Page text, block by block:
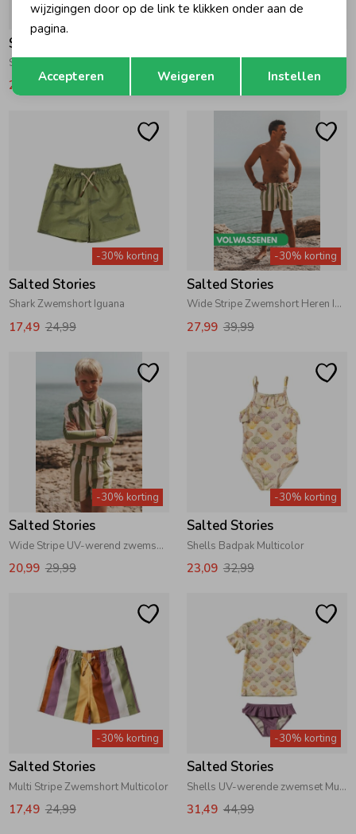
-30% korting
Salted Stories
20,99 29,99
-30% korting
26,59
-30% korting
Salted Stories
Shark Zwemshort Iguana
17,49 24,99
-30% korting
Salted Stories
Wide Stripe Zwemshort Heren Iguana
27,99 39,99
-30% korting
Salted Stories
Wide Stripe UV-werend zwemshirt Iguana
20,99 29,99
-30% korting
Salted Stories
Shells Badpak Multicolor
23,09 32,99
-30% korting
Salted Stories
Multi Stripe Zwemshort Multicolor
17,49 24,99
-30% korting
Salted Stories
Shells UV-werende zwemset Multicolor
31,49 44,99
Terug Opslaan
wijzigingen door op de link te klikken onder aan de
pagina.
Accepteren Weigeren Instellen